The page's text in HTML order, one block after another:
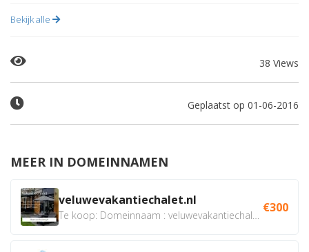
Bekijk alle
38 Views
Geplaatst op 01-06-2016
MEER IN DOMEINNAMEN
veluwevakantiechalet.nl €300